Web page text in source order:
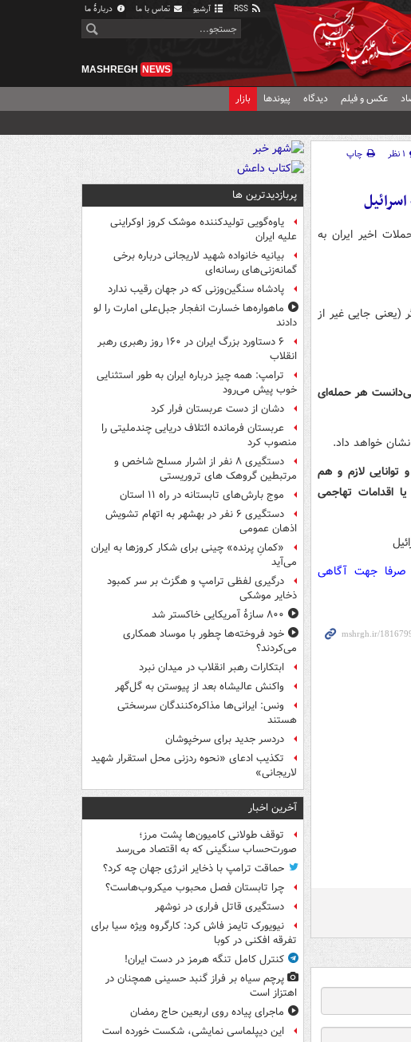
آرشیو تماس با ما دربارهٔ ما
MASHREGH NEWS
عکس و فیلم دیدگاه پیوندها بازار
۱ نظر
چاپ
اخیر ایران به
جایی غیر از
هر حمله‌ای
خواهد داد.
لازم و هم
اقدامات تهاجمی
صرفا جهت آگاهی
پربازدیدترین ها
یاوه‌گویی تولیدکننده موشک کروز اوکراینی
علیه ایران
بیانیه خانواده شهید لاریجانی درباره برخی
گمانه‌زنی‌های رسانه‌ای
پادشاه سنگین‌وزنی که در جهان رقیب ندارد
ماهواره‌ها خسارت انفجار جبل‌علی امارت را لو
دادند
۶ دستاورد بزرگ ایران در ۱۶۰ روز رهبری رهبر
انقلاب
ترامپ: همه چیز درباره ایران به طور استثنایی
خوب پیش می‌رود
دشان از دست عربستان فرار کرد
عربستان فرمانده ائتلاف دریایی چندملیتی را
منصوب کرد
دستگیری ۸ نفر از اشرار مسلح شاخص و
مرتبطین گروهک های تروریستی
موج بارش‌های تابستانه در راه ۱۱ استان
دستگیری ۶ نفر در بهشهر به اتهام تشویش
اذهان عمومی
«کمانِ پرنده» چینی برای شکار کروزها به ایران
می‌آید
درگیری لفظی ترامپ و هگزث بر سر کمبود
ذخایر موشکی
۸۰۰ سازۀ آمریکایی خاکستر شد
خود فروخته‌ها چطور با موساد همکاری
می‌کردند؟
ابتکارات رهبر انقلاب در میدان نبرد
واکنش عالیشاه بعد از پیوستن به گل‌گهر
ونس: ایرانی‌ها مذاکره‌کنندگان سرسختی
هستند
دردسر جدید برای سرخپوشان
تکذیب ادعای «نحوه ردزنی محل استقرار شهید
لاریجانی»
آخرین اخبار
توقف طولانی کامیون‌ها پشت مرز؛
صورت‌حساب سنگینی که به اقتصاد می‌رسد
حماقت ترامپ با ذخایر انرژی جهان چه کرد؟
چرا تابستان فصل محبوب میکروب‌هاست؟
دستگیری قاتل فراری در نوشهر
نیویورک تایمز فاش کرد: کارگروه ویژه سیا برای
تفرقه افکنی در کوبا
کنترل کامل تنگه هرمز در دست ایران!
پرچم سیاه بر فراز گنبد حسینی همچنان در
اهتزاز است
ماجرای پیاده روی اربعین حاج رمضان
این دیپلماسی نمایشی، شکست خورده است